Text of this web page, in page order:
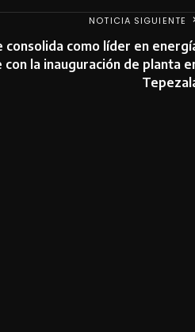
NOTICIA SIGUIENTE
consolida como líder en
la inauguración de planta